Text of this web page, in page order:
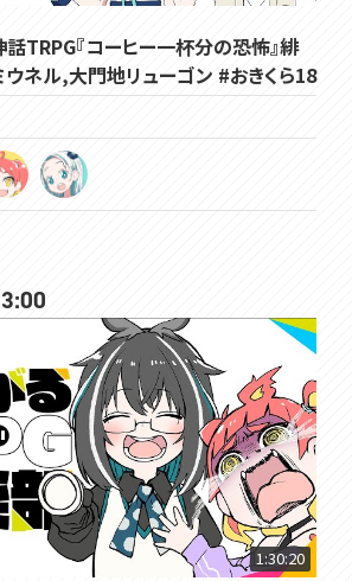
TRPG『コーヒー一杯分の恐怖』緋
ネル,大門地リューゴン #おきくら18
1:30:20